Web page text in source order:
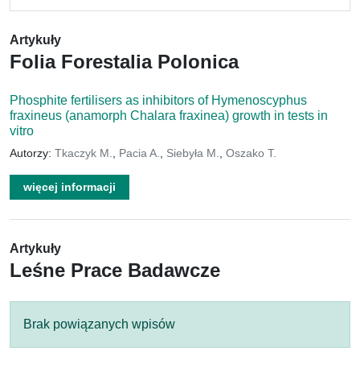
Artykuły
Folia Forestalia Polonica
Phosphite fertilisers as inhibitors of Hymenoscyphus
fraxineus (anamorph Chalara fraxinea) growth in tests in
vitro
Autorzy: Tkaczyk M. Pacia A. Siebyła M. Oszako T.
więcej informacji
Artykuły
Leśne Prace Badawcze
Brak powiązanych wpisów